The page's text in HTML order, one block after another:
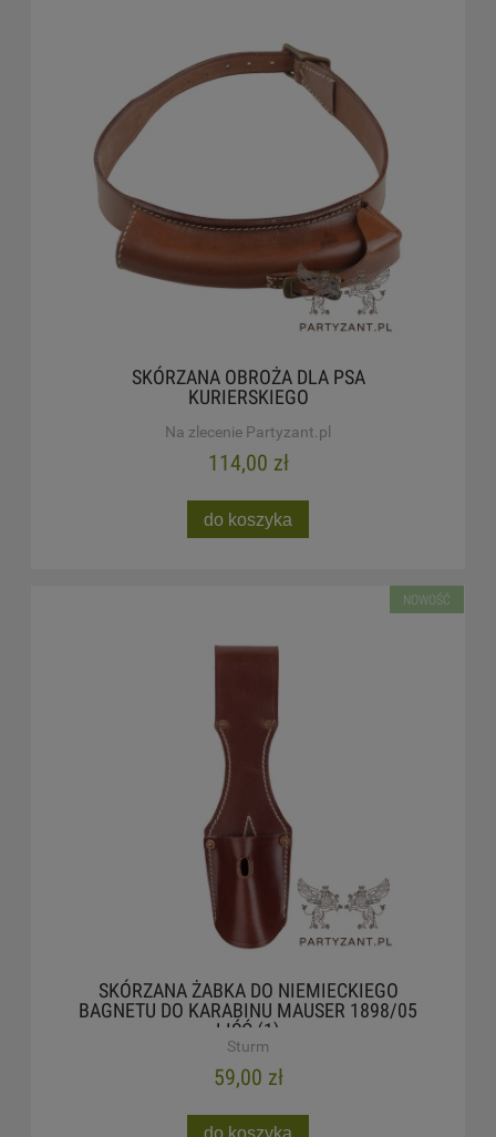
SKÓRZANA OBROŻA DLA PSA
KURIERSKIEGO
Na zlecenie Partyzant.pl
114,00 zł
do koszyka
SKÓRZANA ŻABKA DO NIEMIECKIEGO
BAGNETU DO KARABINU MAUSER 1898/05
LIŚĆ (1)
Sturm
59,00 zł
do koszyka
NOWOŚĆ